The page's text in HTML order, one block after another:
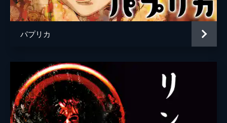
パプリカ